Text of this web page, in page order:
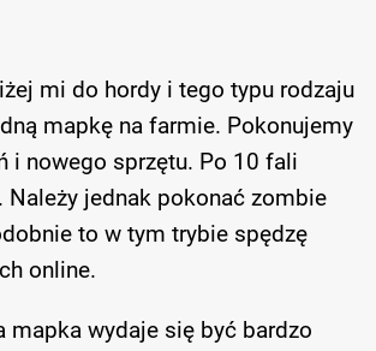
mi do hordy i tego typu rodzaju
mapkę na farmie. Pokonujemy
i nowego sprzętu. Po 10 fali
jednak pokonać zombie
to w tym trybie spędzę
online.
mapka wydaje się być bardzo